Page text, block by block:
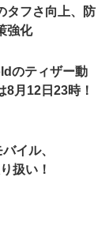
タフさ向上、防
強化
のティザー動
8月12日23時！
イル、
扱い！